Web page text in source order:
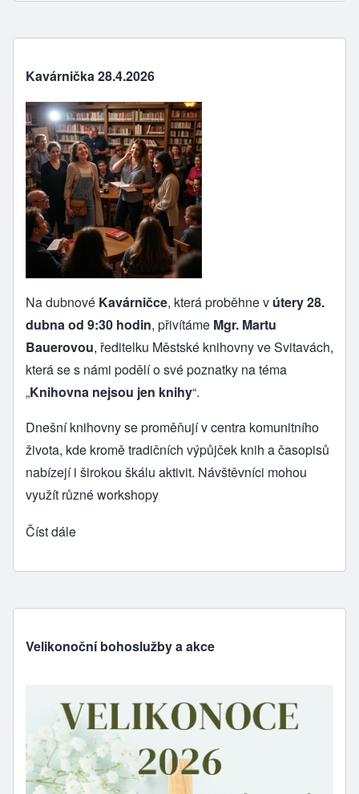
Kavárnička 28.4.2026
Na dubnové Kavárničce, která proběhne v útery 28.
dubna od 9:30 hodin, přivítáme Mgr. Martu
Bauerovou, ředitelku Městské knihovny ve Svitavách,
která se s námi podělí o své poznatky na téma
„Knihovna nejsou jen knihy“.
Dnešní knihovny se proměňují v centra komunitního
života, kde kromě tradičních výpůjček knih a časopisů
nabízejí i širokou škálu aktivit. Návštěvníci mohou
využít různé workshopy
Číst dále
Velikonoční bohoslužby a akce